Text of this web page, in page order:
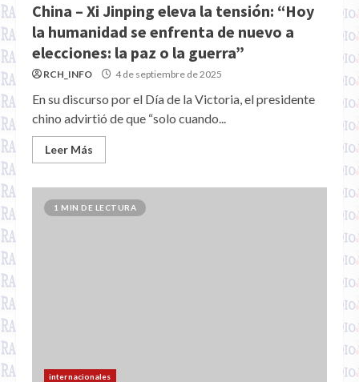
China – Xi Jinping eleva la tensión: “Hoy
la humanidad se enfrenta de nuevo a
elecciones: la paz o la guerra”
RCH_INFO 4 de septiembre de 2025
En su discurso por el Día de la Victoria, el presidente
chino advirtió de que “solo cuando...
Leer Más
1 MIN DE LECTURA
internacionales